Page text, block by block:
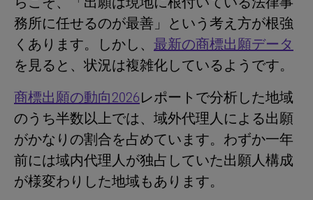
務所に任せるのが最善」という考え方が根強
くあります。しかし、 最新の商標出願データ
を見ると、状況は複雑化しているようです。
商標出願の動向2026レポートで分析した地域
のうち半数以上では、域外代理人による出願
がかなりの割合を占めています。わずか一年
前には域内代理人が独占していた出願人構成
が様変わりした地域もあります。